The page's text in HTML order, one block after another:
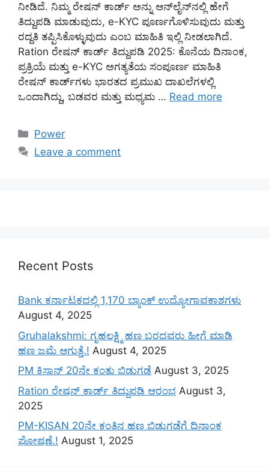
ನೀಡಿದೆ. ನಿಮ್ಮ ರೇಷನ್ ಕಾರ್ಡ್ ಅನ್ನು ಆನ್‌ಲೈನ್‌ನಲ್ಲಿ ಹೇಗೆ
ತಿದ್ದುಪಡಿ ಮಾಡುವುದು, e-KYC ಪೂರ್ಣಗೊಳಿಸುವುದು ಮತ್ತು
ರದ್ದತಿ ತಪ್ಪಿಸಿಕೊಳ್ಳುವುದು ಎಂಬ ಮಾಹಿತಿ ಇಲ್ಲಿ ನೀಡಲಾಗಿದೆ.
Ration ರೇಷನ್ ಕಾರ್ಡ್ ತಿದ್ದುಪಡಿ 2025: ಕೊನೆಯ ದಿನಾಂಕ,
ಪ್ರಕ್ರಿಯೆ ಮತ್ತು e-KYC ಅಗತ್ಯತೆಯ ಸಂಪೂರ್ಣ ಮಾಹಿತಿ
ರೇಷನ್ ಕಾರ್ಡ್‌ಗಳು ಭಾರತದ ಪ್ರಮುಖ ದಾಖಲೆಗಳಲ್ಲಿ
ಒಂದಾಗಿದ್ದು, ಬಡವರ ಮತ್ತು ಮಧ್ಯಮ … Read more
Categories
Power
Leave a comment
Recent Posts
Bank ಕರ್ನಾಟಕದಲ್ಲಿ 1,170 ಬ್ಯಾಂಕ್ ಉದ್ಯೋಗಾವಕಾಶಗಳು
August 4, 2025
Gruhalakshmi: ಗೃಹಲಕ್ಷ್ಮಿ ಹಣ ಬರದವರು ಹೀಗೆ ಮಾಡಿ
ಹಣ ಜಮೆ‌ ಆಗುತ್ತೆ.! August 4, 2025
PM ಕಿಸಾನ್ 20ನೇ ಕಂತು ಬಿಡುಗಡೆ August 3, 2025
Ration ರೇಷನ್ ಕಾರ್ಡ್ ತಿದ್ದುಪಡಿ ಆರಂಭ August 3,
2025
PM-KISAN 20ನೇ ಕಂತಿನ ಹಣ ಬಿಡುಗಡೆಗೆ ದಿನಾಂಕ
ಘೋಷಣೆ.! August 1, 2025